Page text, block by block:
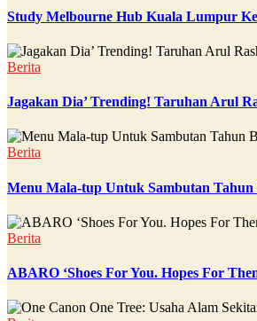
Study Melbourne Hub Kuala Lumpur
Berita
Jagakan Dia’ Trending! Taruhan Arul
Berita
Menu Mala-tup Untuk Sambutan
Berita
ABARO ‘Shoes For You. Hopes For